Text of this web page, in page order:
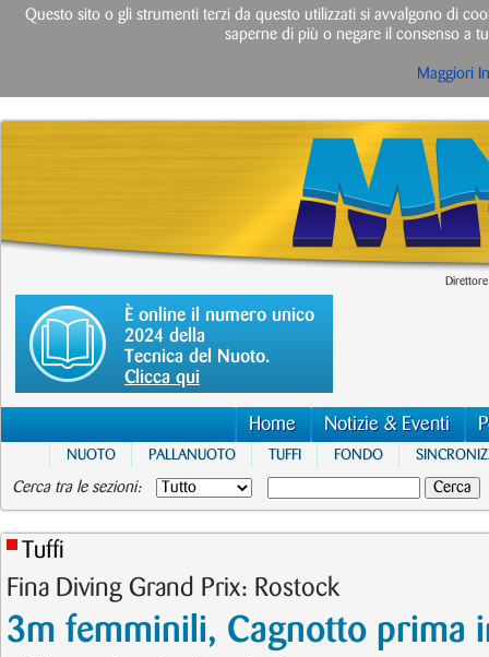
È online il numero unico
2024 della
Tecnica del Nuoto.
Clicca qui
Home Notizie & Eventi
NUOTO PALLANUOTO TUFFI FONDO
Cerca tra le sezioni:
Tuffi
Fina Diving Grand Prix: Rostock
3m femminili, Cagnotto prima
Questo sito o gli strumenti terzi da questo utilizzati si avvalgono di
saperne di più o negare il consenso a
Maggiori